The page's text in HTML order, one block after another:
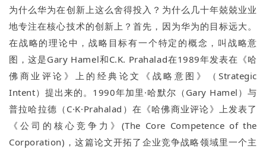
为什么华为在创新上这么舍得投入？为什么几十年兢兢业业
地专注在核心技术的创新上？首先，因为华为的目标远大。
在战略的理论中，战略目标有一个特定的概念，叫战略意
图，这是Gary Hamel和C.K. Prahalad在1989年发表在《哈
佛商业评论》上的经典论文《战略意图》（Strategic
Intent）提出来的。1990年加里·哈默尔（Gary Hamel）与
普拉哈拉德（C·K·Prahalad）在《哈佛商业评论》上发表了
《公司的核心竞争力》(The Core Competence of the
Corporation)，这篇论文开拓了企业竞争战略领域里一个主